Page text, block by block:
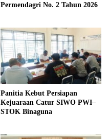
Permendagri No. 2 Tahun 2026
Panitia Kebut Persiapan
Kejuaraan Catur SIWO PWI–
STOK Binaguna